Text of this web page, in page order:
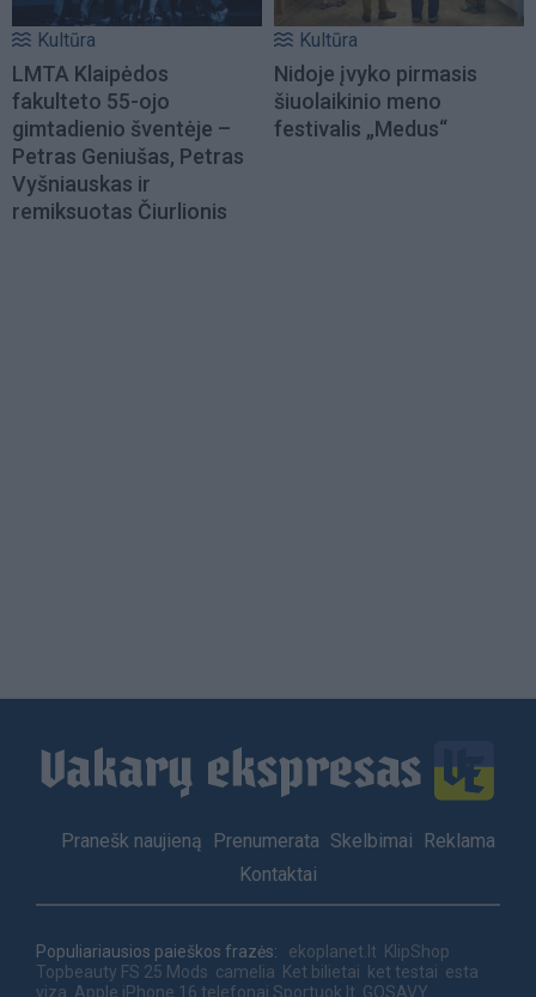
Kultūra
LMTA Klaipėdos
fakulteto 55-ojo
gimtadienio šventėje –
Petras Geniušas, Petras
Vyšniauskas ir
remiksuotas Čiurlionis
Kultūra
Nidoje įvyko pirmasis
šiuolaikinio meno
festivalis „Medus“
Footer
Pranešk naujieną Prenumerata Skelbimai
Reklama
Kontaktai
Populiariausios paieškos frazės: ekoplanet.lt KlipShop
Topbeauty FS 25 Mods camelia Ket bilietai ket testai esta
viza Apple iPhone 16 telefonai Sportuok.lt GOSAVY